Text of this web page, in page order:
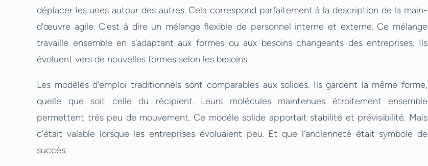
déplacer les unes autour des autres. Cela correspond parfaitement à la description de la main-
d'œuvre agile. C'est à dire un mélange flexible de personnel interne et externe. Ce mélange
travaille ensemble en s'adaptant aux formes ou aux besoins changeants des entreprises. Ils
évoluent vers de nouvelles formes selon les besoins.
Les modèles d’emploi traditionnels sont comparables aux solides. Ils gardent la même forme,
quelle que soit celle du récipient. Leurs molécules maintenues étroitement ensemble
permettent très peu de mouvement. Ce modèle solide apportait stabilité et prévisibilité. Mais
c'était valable lorsque les entreprises évoluaient peu. Et que l’ancienneté était symbole de
succès.